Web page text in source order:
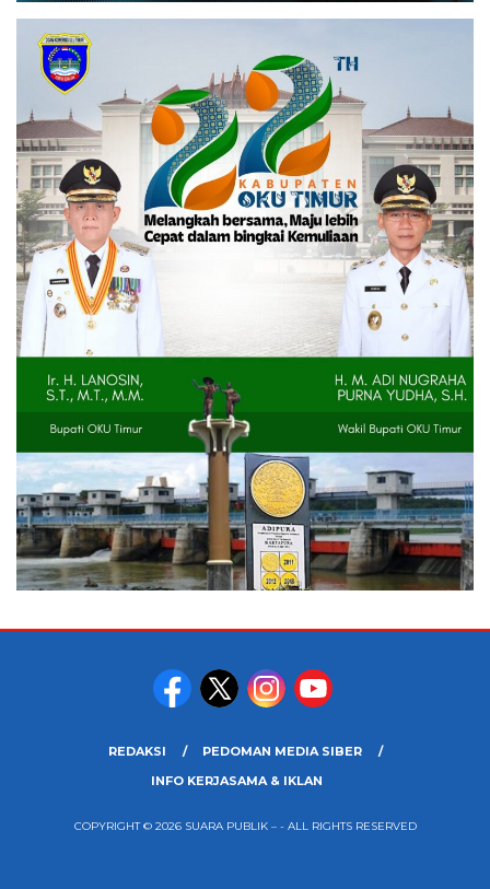
REDAKSI
PEDOMAN MEDIA SIBER
INFO KERJASAMA & IKLAN
COPYRIGHT © 2026 SUARA PUBLIK – - ALL RIGHTS RESERVED